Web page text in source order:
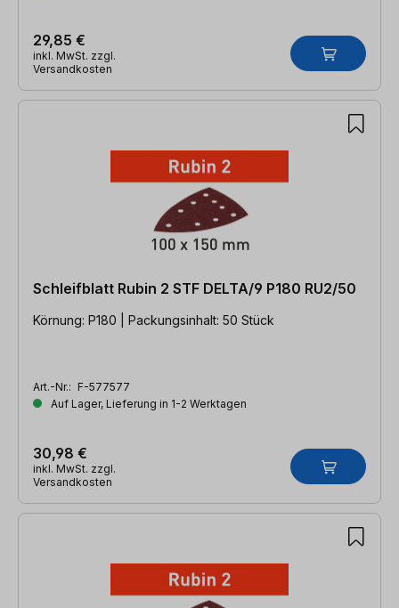
29,85 €
inkl. MwSt. zzgl.
Versandkosten
Schleifblatt Rubin 2 STF DELTA/9 P180 RU2/50
Körnung: P180 | Packungsinhalt: 50 Stück
Art.-Nr.: F-577577
Auf Lager, Lieferung in 1-2 Werktagen
30,98 €
inkl. MwSt. zzgl.
Versandkosten